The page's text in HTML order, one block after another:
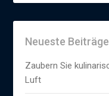
Neueste Beiträge
Zaubern Sie
Luft